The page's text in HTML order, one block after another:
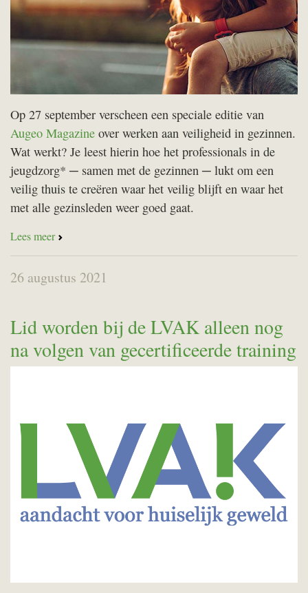
Op 27 september verscheen een speciale editie van
Augeo Magazine over werken aan veiligheid in gezinnen.
Wat werkt? Je leest hierin hoe het professionals in de
jeugdzorg* ─ samen met de gezinnen ─ lukt om een
veilig thuis te creëren waar het veilig blijft en waar het
met alle gezinsleden weer goed gaat.
Lees meer
26 augustus 2021
Lid worden bij de LVAK alleen nog
na volgen van gecertificeerde training